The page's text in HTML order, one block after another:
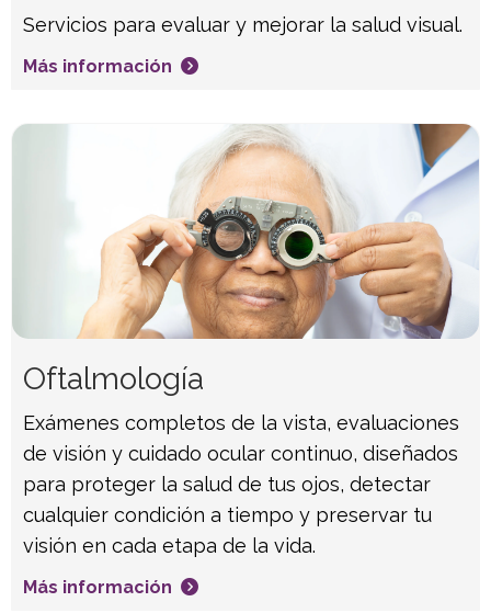
Servicios para evaluar y mejorar la salud visual.
Más información
Oftalmología
Exámenes completos de la vista, evaluaciones
de visión y cuidado ocular continuo, diseñados
para proteger la salud de tus ojos, detectar
cualquier condición a tiempo y preservar tu
visión en cada etapa de la vida.
Más información